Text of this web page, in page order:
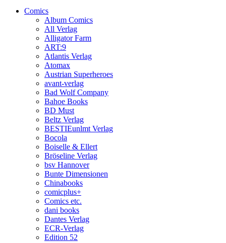
Comics
Album Comics
All Verlag
Alligator Farm
ART:9
Atlantis Verlag
Atomax
Austrian Superheroes
avant-verlag
Bad Wolf Company
Bahoe Books
BD Must
Beltz Verlag
BESTIEunlmt Verlag
Bocola
Boiselle & Ellert
Bröseline Verlag
bsv Hannover
Bunte Dimensionen
Chinabooks
comicplus+
Comics etc.
dani books
Dantes Verlag
ECR-Verlag
Edition 52